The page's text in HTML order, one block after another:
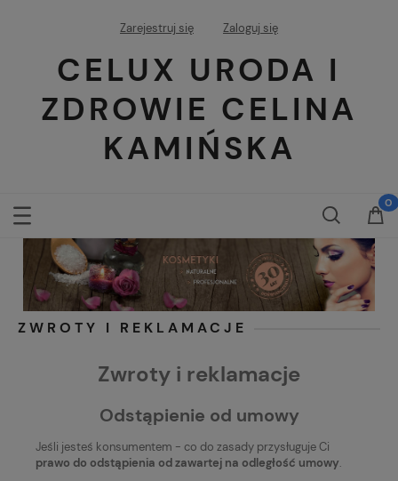
Zarejestruj się Zaloguj się
CELUX URODA I
ZDROWIE CELINA
KAMIŃSKA
ZWROTY I REKLAMACJE
Zwroty i reklamacje
Odstąpienie od umowy
Jeśli jesteś konsumentem - co do zasady przysługuje Ci
prawo do odstąpienia od zawartej na odległość umowy.